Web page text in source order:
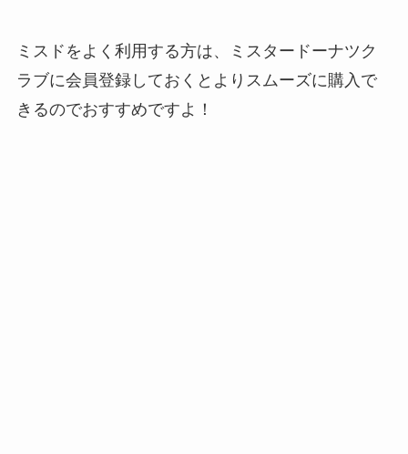
ミスドをよく利用する方は、ミスタードーナツク
ラブに会員登録しておくとよりスムーズに購入で
きるのでおすすめですよ！